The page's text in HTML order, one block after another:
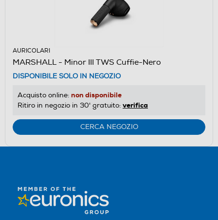
AURICOLARI
MARSHALL - Minor III TWS Cuffie-Nero
DISPONIBILE SOLO IN NEGOZIO
Acquisto online: non disponibile
Ritiro in negozio in 30' gratuito: verifica
CERCA NEGOZIO